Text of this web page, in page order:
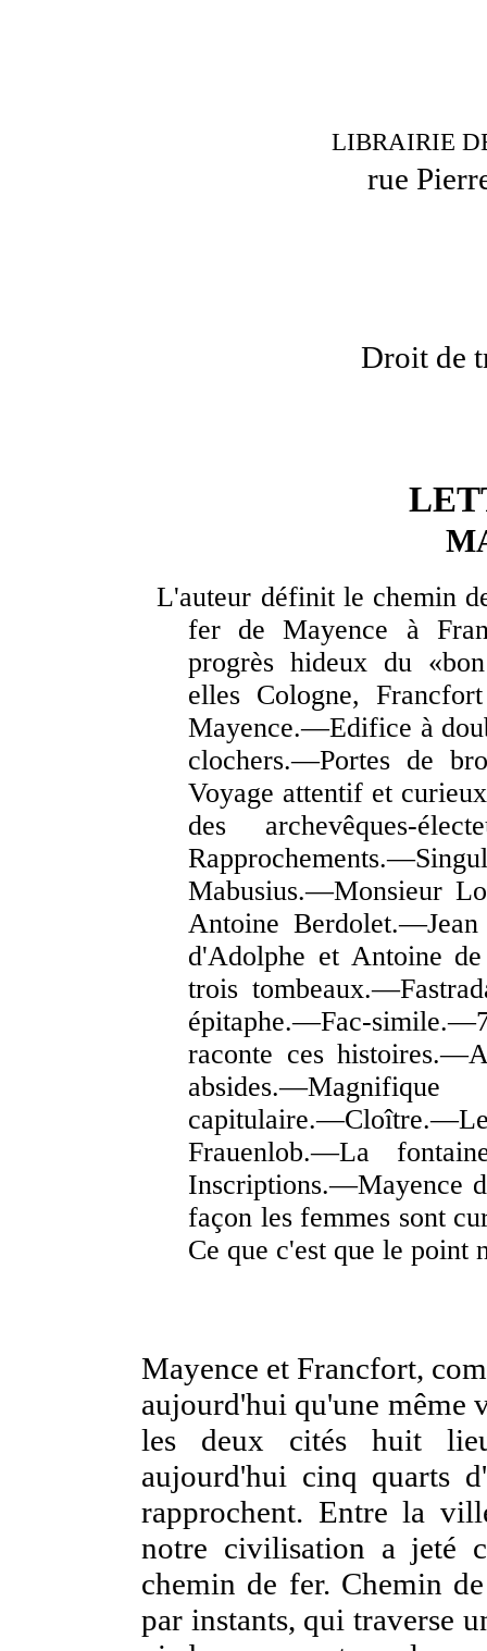
LIBRAIRIE
rue
Droit de
L'auteur définit le chemin
fer de Mayence à
progrès hideux du
elles Cologne,
Mayence.—Edifice à
clochers.—Portes de
Voyage attentif et
des archevêques-
Mabusius.—Monsieur
Antoine
d'Adolphe et Antoine
trois
épitaphe.—Fac-
raconte ces
Frauenlob.—La
Inscriptions.—Mayence
façon les femmes sont
Ce que c'est que le point
Mayence et Francfort,
aujourd'hui qu'une même
les deux cités huit
aujourd'hui cinq quarts
rapprochent. Entre la
notre civilisation a jeté
chemin de fer. Chemin
par instants, qui traverse